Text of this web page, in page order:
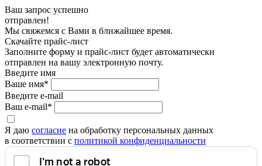
Ваш запрос успешно
отправлен!
Мы свяжемся с Вами в ближайшее время.
Скачайте прайс-лист
Заполните форму и прайс-лист будет автоматически
отправлен на вашу электронную почту.
Введите имя
Ваше имя*
Введите e-mail
Ваш e-mail*
Я даю согласие на обработку персональных данных
в соответствии с политикой конфиденциальности